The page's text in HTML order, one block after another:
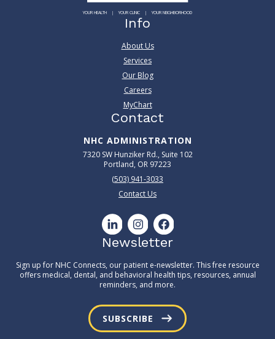
YOUR HEALTH YOUR CLINIC YOUR NEIGHBORHOOD
Info
About Us
Services
Our Blog
Careers
MyChart
Contact
NHC ADMINISTRATION
7320 SW Hunziker Rd., Suite 102
Portland, OR 97223
(503) 941-3033
Contact Us
Newsletter
Sign up for NHC Connects, our patient e-newsletter. This free resource
offers medical, dental, and behavioral health tips, resources, annual
reminders, and more.
SUBSCRIBE